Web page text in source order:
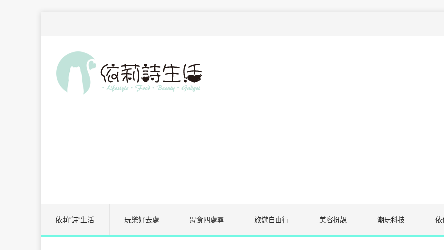
依莉”詩”生活 玩樂好去處 胃食四處尋 旅遊自由行 美容扮靚 潮玩科技 依